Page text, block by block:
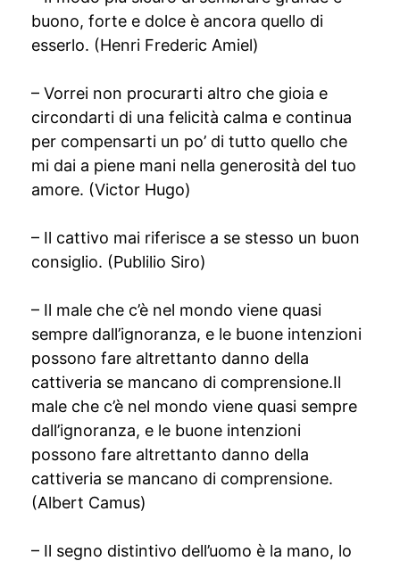
buono, forte e dolce è ancora quello di
esserlo. (Henri Frederic Amiel)
– Vorrei non procurarti altro che gioia e
circondarti di una felicità calma e continua
per compensarti un po’ di tutto quello che
mi dai a piene mani nella generosità del tuo
amore. (Victor Hugo)
– Il cattivo mai riferisce a se stesso un buon
consiglio. (Publilio Siro)
– Il male che c’è nel mondo viene quasi
sempre dall’ignoranza, e le buone intenzioni
possono fare altrettanto danno della
cattiveria se mancano di comprensione.Il
male che c’è nel mondo viene quasi sempre
dall’ignoranza, e le buone intenzioni
possono fare altrettanto danno della
cattiveria se mancano di comprensione.
(Albert Camus)
– Il segno distintivo dell’uomo è la mano, lo